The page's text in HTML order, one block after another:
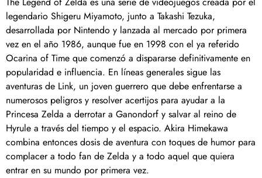
legendario Shigeru Miyamoto, junto a Takashi Tezuka,
desarrollada por Nintendo y lanzada al mercado por primera
vez en el año 1986, aunque fue en 1998 con el ya referido
Ocarina of Time que comenzó a dispararse definitivamente en
popularidad e influencia. En líneas generales sigue las
aventuras de Link, un joven guerrero que debe enfrentarse a
numerosos peligros y resolver acertijos para ayudar a la
Princesa Zelda a derrotar a Ganondorf y salvar al reino de
Hyrule a través del tiempo y el espacio. Akira Himekawa
combina entonces dosis de aventura con toques de humor para
complacer a todo fan de Zelda y a todo aquel que quiera
entrar en su mundo por primera vez.